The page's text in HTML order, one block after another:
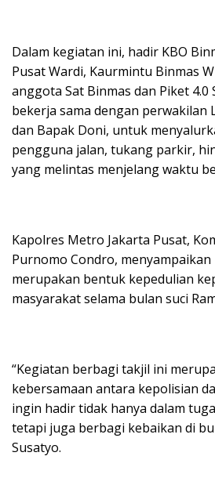
Dalam kegiatan ini, hadir KBO
Pusat Wardi, Kaurmintu Binmas
anggota Sat Binmas dan Piket 4.0
bekerja sama dengan perwakilan
dan Bapak Doni, untuk
pengguna jalan, tukang parkir,
yang melintas menjelang waktu
Kapolres Metro Jakarta Pusat,
Purnomo Condro,
merupakan bentuk kepedulian
masyarakat selama bulan suci
“Kegiatan berbagi takjil ini
kebersamaan antara kepolisian
ingin hadir tidak hanya dalam
tetapi juga berbagi kebaikan di
Susatyo.